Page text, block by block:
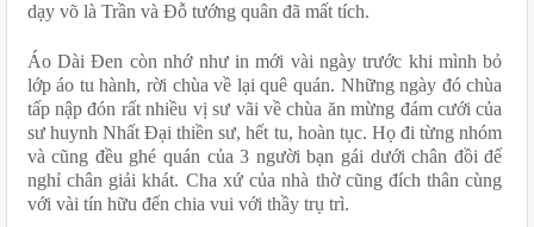
dạy võ là Trần và Đỗ tướng quân đã mất tích.
Áo Dài Đen còn nhớ như in mới vài ngày trước khi mình bỏ
lớp áo tu hành, rời chùa về lại quê quán. Những ngày đó chùa
tấp nập đón rất nhiều vị sư vãi về chùa ăn mừng đám cưới của
sư huynh Nhất Đại thiền sư, hết tu, hoàn tục. Họ đi từng nhóm
và cũng đều ghé quán của 3 người bạn gái dưới chân đồi để
nghỉ chân giải khát. Cha xứ của nhà thờ cũng đích thân cùng
với vài tín hữu đến chia vui với thầy trụ trì.